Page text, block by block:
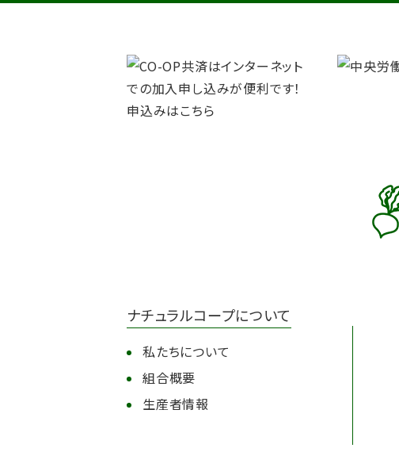
ナチュラルコープについて
私たちについて
組合概要
生産者情報